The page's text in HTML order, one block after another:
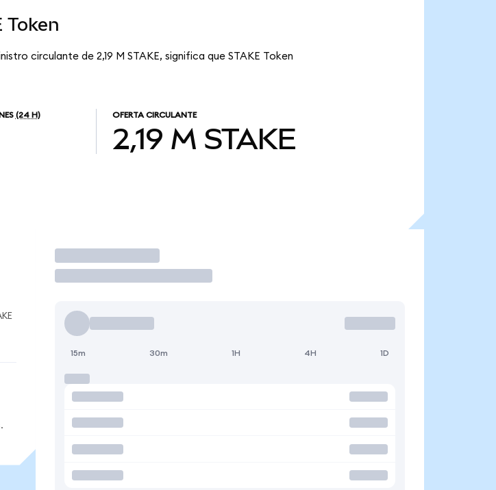
Token
circulante de 2,19 M STAKE, significa que STAKE Token
(24 H) OFERTA CIRCULANTE
2,19 M STAKE
Operar
15m 30m 1H 4H 1D